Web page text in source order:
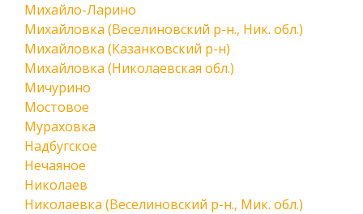
Михайло-Ларино
Михайловка (Веселиновский р-н., Ник. обл.)
Михайловка (Казанковский р-н)
Михайловка (Николаевская обл.)
Мичурино
Мостовое
Мураховка
Надбугское
Нечаяное
Николаев
Николаевка (Веселиновский р-н., Мик. обл.)